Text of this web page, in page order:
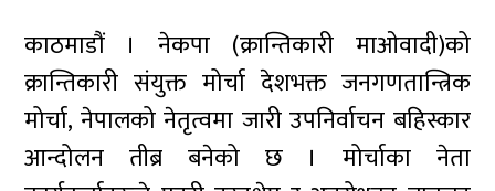
काठमाडौं । नेकपा (क्रान्तिकारी माओवादी)को
क्रान्तिकारी संयुक्त मोर्चा देशभक्त जनगणतान्त्रिक
मोर्चा, नेपालको नेतृत्वमा जारी उपनिर्वाचन बहिस्कार
आन्दोलन तीब्र बनेको छ । मोर्चाका नेता